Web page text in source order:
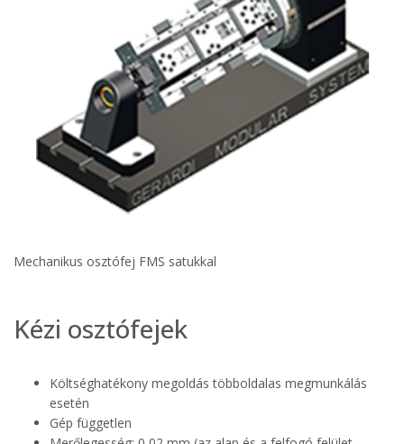
Mechanikus osztófej FMS satukkal
Kézi osztófejek
Költséghatékony megoldás többoldalas megmunkálás
esetén
Gép független